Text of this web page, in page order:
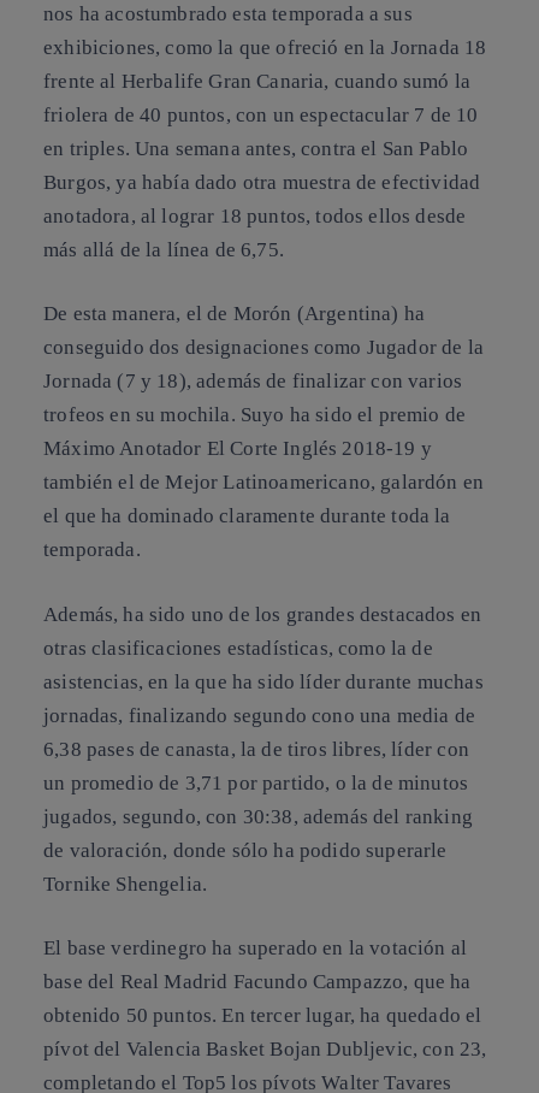
nos ha acostumbrado esta temporada a sus
exhibiciones, como la que ofreció en la Jornada 18
frente al Herbalife Gran Canaria, cuando sumó la
friolera de 40 puntos, con un espectacular 7 de 10
en triples. Una semana antes, contra el San Pablo
Burgos, ya había dado otra muestra de efectividad
anotadora, al lograr 18 puntos, todos ellos desde
más allá de la línea de 6,75.
De esta manera, el de Morón (Argentina) ha
conseguido dos designaciones como Jugador de la
Jornada (7 y 18), además de finalizar con varios
trofeos en su mochila. Suyo ha sido el premio de
Máximo Anotador El Corte Inglés 2018-19 y
también el de Mejor Latinoamericano, galardón en
el que ha dominado claramente durante toda la
temporada.
Además, ha sido uno de los grandes destacados en
otras clasificaciones estadísticas, como la de
asistencias, en la que ha sido líder durante muchas
jornadas, finalizando segundo cono una media de
6,38 pases de canasta, la de tiros libres, líder con
un promedio de 3,71 por partido, o la de minutos
jugados, segundo, con 30:38, además del ranking
de valoración, donde sólo ha podido superarle
Tornike Shengelia.
El base verdinegro ha superado en la votación al
base del Real Madrid Facundo Campazzo, que ha
obtenido 50 puntos. En tercer lugar, ha quedado el
pívot del Valencia Basket Bojan Dubljevic, con 23,
completando el Top5 los pívots Walter Tavares